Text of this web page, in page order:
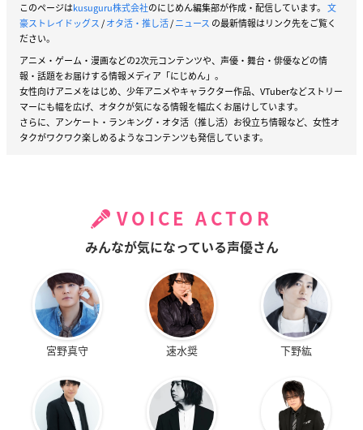
このページはkusuguru株式会社のにじめん編集部が作成・配信しています。 文
豪ストレイドッグス/オタ活・推し活/ニュース の最新情報はリンク先をご覧く
ださい。
アニメ・ゲーム・漫画などの2次元コンテンツや、声優・舞台・俳優などの情
報・話題をお届けする情報メディア「にじめん」。
女性向けアニメをはじめ、少年アニメやキャラクター作品、VTuberなどストリー
マーにも幅を広げ、オタクが気になる情報を幅広くお届けしています。
さらに、アンケート・ランキング・オタ活（推し活）お役立ち情報など、女性オ
タクがワクワク楽しめるようなコンテンツも発信しています。
VOICE ACTOR
みんなが気になっている声優さん
宮野真守 速水奨 下野紘